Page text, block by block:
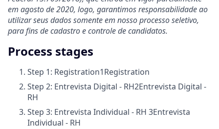
em agosto de 2020, logo, garantimos responsabilidade ao
utilizar seus dados somente em nosso processo seletivo,
para fins de cadastro e controle de candidatos.
Process stages
Step 1: Registration1Registration
Step 2: Entrevista Digital - RH2Entrevista Digital -
RH
Step 3: Entrevista Individual - RH 3Entrevista
Individual - RH